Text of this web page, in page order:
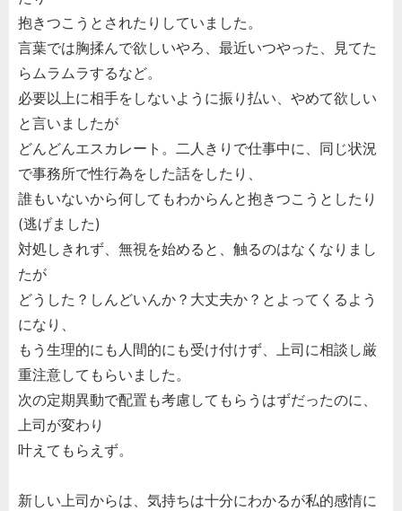
抱きつこうとされたりしていました。
言葉では胸揉んで欲しいやろ、最近いつやった、見てた
らムラムラするなど。
必要以上に相手をしないように振り払い、やめて欲しい
と言いましたが
どんどんエスカレート。二人きりで仕事中に、同じ状況
で事務所で性行為をした話をしたり、
誰もいないから何してもわからんと抱きつこうとしたり
(逃げました)
対処しきれず、無視を始めると、触るのはなくなりまし
たが
どうした？しんどいんか？大丈夫か？とよってくるよう
になり、
もう生理的にも人間的にも受け付けず、上司に相談し厳
重注意してもらいました。
次の定期異動で配置も考慮してもらうはずだったのに、
上司が変わり
叶えてもらえず。
新しい上司からは、気持ちは十分にわかるが私的感情に